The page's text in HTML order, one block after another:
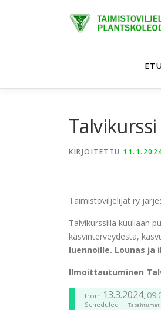
KIRJOITETTU
Taimistoviljelijät ry
Talvikurssilla kuullaan
kasvinterveydestä,
luennoille. Lounas
Ilmoittautuminen
from 13.3.2024,
Scheduled Tapahtumat